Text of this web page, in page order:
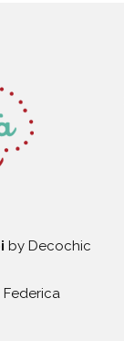
by Decochic